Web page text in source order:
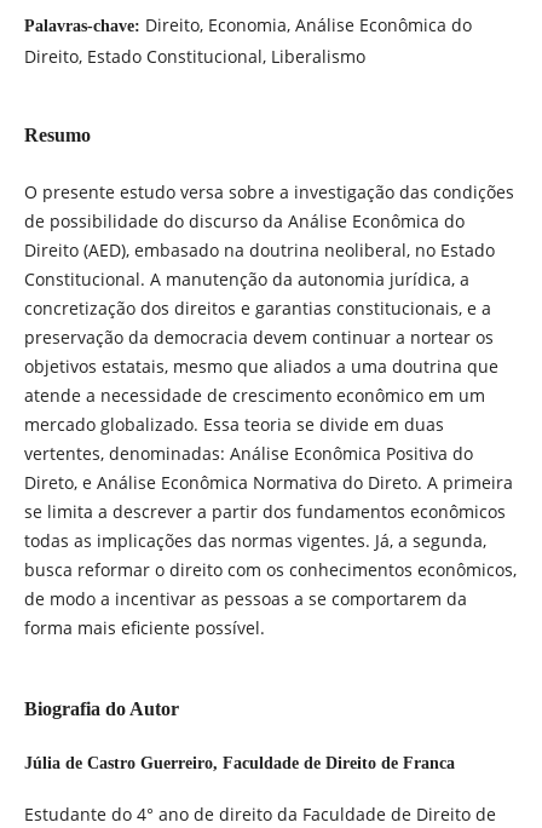
Palavras-chave: Direito, Economia, Análise Econômica do
Direito, Estado Constitucional, Liberalismo
Resumo
O presente estudo versa sobre a investigação das condições
de possibilidade do discurso da Análise Econômica do
Direito (AED), embasado na doutrina neoliberal, no Estado
Constitucional. A manutenção da autonomia jurídica, a
concretização dos direitos e garantias constitucionais, e a
preservação da democracia devem continuar a nortear os
objetivos estatais, mesmo que aliados a uma doutrina que
atende a necessidade de crescimento econômico em um
mercado globalizado. Essa teoria se divide em duas
vertentes, denominadas: Análise Econômica Positiva do
Direto, e Análise Econômica Normativa do Direto. A primeira
se limita a descrever a partir dos fundamentos econômicos
todas as implicações das normas vigentes. Já, a segunda,
busca reformar o direito com os conhecimentos econômicos,
de modo a incentivar as pessoas a se comportarem da
forma mais eficiente possível.
Biografia do Autor
Júlia de Castro Guerreiro, Faculdade de Direito de Franca
Estudante do 4° ano de direito da Faculdade de Direito de